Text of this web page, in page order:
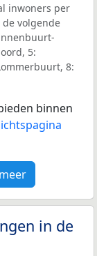
inwoners per
volgende
5:
8:
binnen
in de